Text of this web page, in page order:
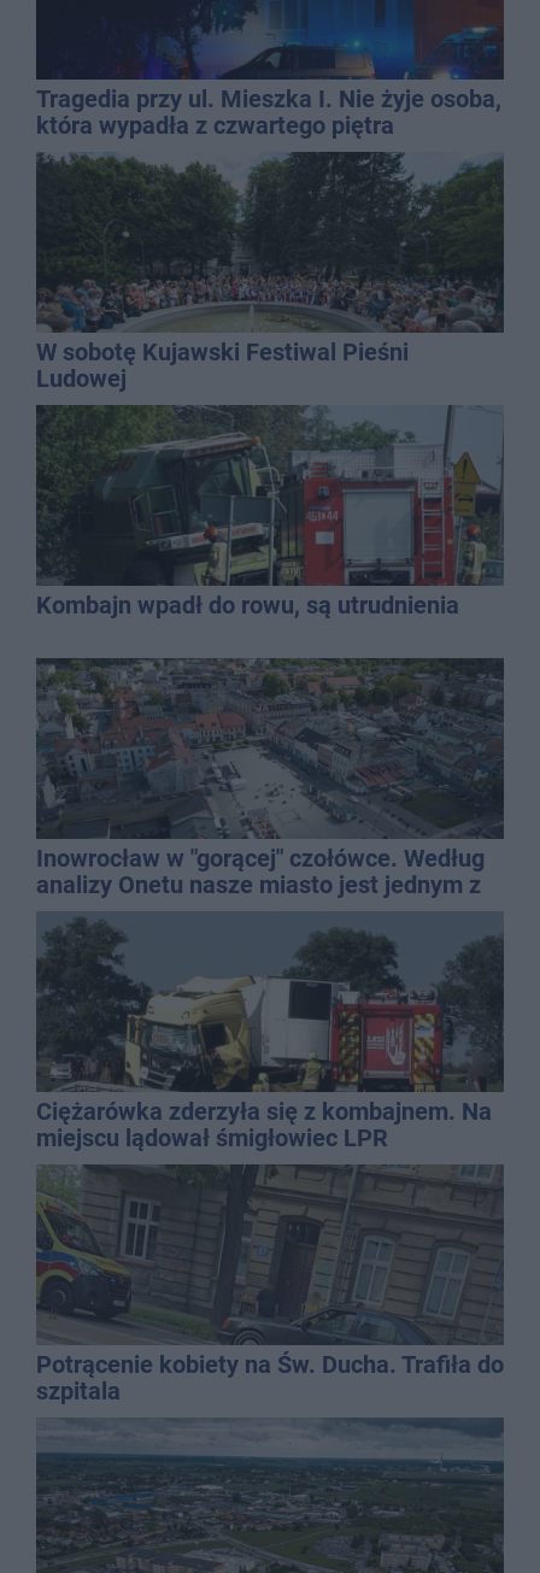
Tragedia przy ul. Mieszka I. Nie żyje osoba,
która wypadła z czwartego piętra
W sobotę Kujawski Festiwal Pieśni
Ludowej
Kombajn wpadł do rowu, są utrudnienia
Inowrocław w "gorącej" czołówce. Według
analizy Onetu nasze miasto jest jednym z
najbardziej narażonych na upały
Ciężarówka zderzyła się z kombajnem. Na
miejscu lądował śmigłowiec LPR
Potrącenie kobiety na Św. Ducha. Trafiła do
szpitala